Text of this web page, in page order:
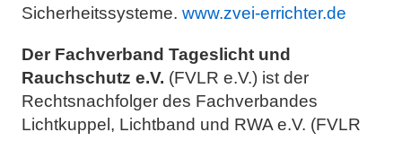
Sicherheitssysteme. www.zvei-errichter.de
Der Fachverband Tageslicht und
Rauchschutz e.V. (FVLR e.V.) ist der
Rechtsnachfolger des Fachverbandes
Lichtkuppel, Lichtband und RWA e.V. (FVLR